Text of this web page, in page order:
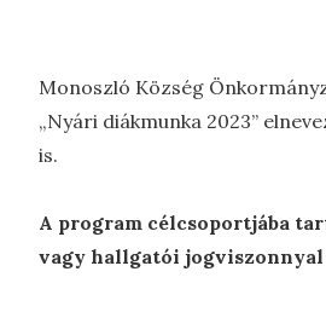
Monoszló Község
„Nyári diákmunka 2023”
is.
A program célcsoportjába
vagy hallgatói